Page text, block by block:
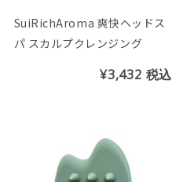
SuiRichAroma 爽快ヘッドス
パ スカルプクレンジング
¥3,432 税込